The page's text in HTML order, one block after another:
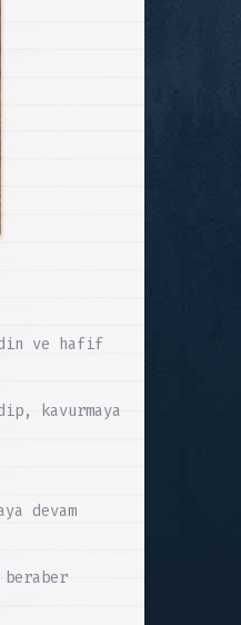
ve hafif
kavurmaya
devam